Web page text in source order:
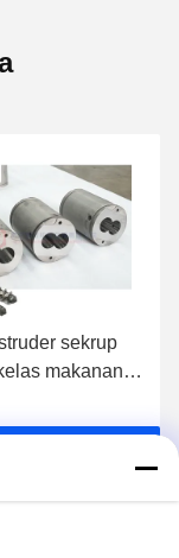
sekrup
makanan
terus menerus